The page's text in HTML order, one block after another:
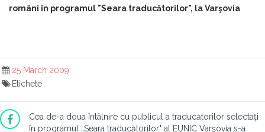
români în programul "Seara traducătorilor", la Varşovia
25 March 2009
Etichete
Cea de-a doua întâlnire cu publicul a traducătorilor selectaţi
în programul „Seara traducătorilor" al EUNIC Varşovia s-a